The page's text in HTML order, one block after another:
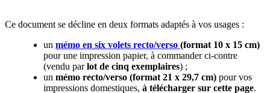
Ce document se décline en deux formats adaptés à vos usages :
un mémo en six volets recto/verso (format 10 x 15 cm)
pour une impression papier, à commander ci-contre
(vendu parlot de cinq exemplaires) ;
un mémo recto/verso (format 21 x 29,7 cm) pour vos
impressions domestiques, à télécharger sur cette page.